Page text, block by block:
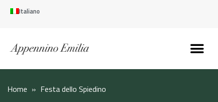
Italiano
Home » Festa dello Spiedino